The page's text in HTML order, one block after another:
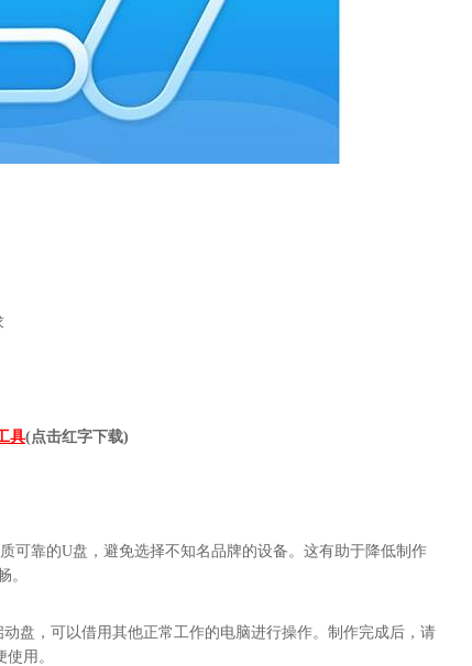
具(点击红字下载)
可靠的U盘，避免选择不知名品牌的设备。这有助于降低制作
。
盘，可以借用其他正常工作的电脑进行操作。制作完成后，请
用。